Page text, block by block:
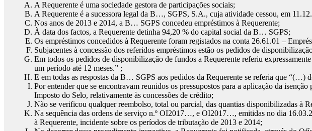
A Requerente é uma sociedade gestora de participações sociais;
A Requerente é a sucessora legal da B…, SGPS, S.A., cuja atividade cessou, em
Nos anos de 2013 e 2014, a B… SGPS concedeu empréstimos à Requerente;
À data dos factos, a Requerente detinha 94,20 % do capital social da B… SGPS;
Os empréstimos concedidos à Requerente foram registados na conta 26.61.01 –
Subjacentes à concessão dos referidos empréstimos estão os pedidos de
Em todos os pedidos de disponibilização de fundos a Requerente referiu
um período até 12 meses.” ;
E em todas as respostas da B… SGPS aos pedidos da Requerente se referia que “(…)
Por entender que se encontravam reunidos os pressupostos para a aplicação da
Imposto do Selo, relativamente às concessões de crédito;
Não se verificou qualquer reembolso, total ou parcial, das quantias disponibilizadas à
Na sequência das ordens de serviço n.º OI2017…, e OI2017…, emitidas no dia
à Requerente, incidente sobre os períodos de tributação de 2013 e 2014;